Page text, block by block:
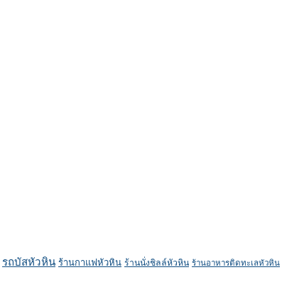
รถบัสหัวหิน ร้านกาแฟหัวหิน ร้านนั่งชิลล์หัวหิน ร้านอาหารติดทะเลหัวหิน